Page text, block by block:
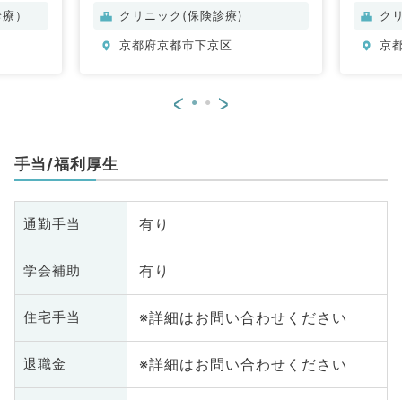
児科、
一般内
科、腎
科、外
、美容
、救急
医学
形外
他、産
）
クリニック(保険診療)
京都府京都市下京区
ル
脳
皮
系
ク
京
< >
手当/福利厚生
通勤手当 有り
学会補助 有り
住宅手当 ※詳細はお問い合わせください
退職金 ※詳細はお問い合わせください